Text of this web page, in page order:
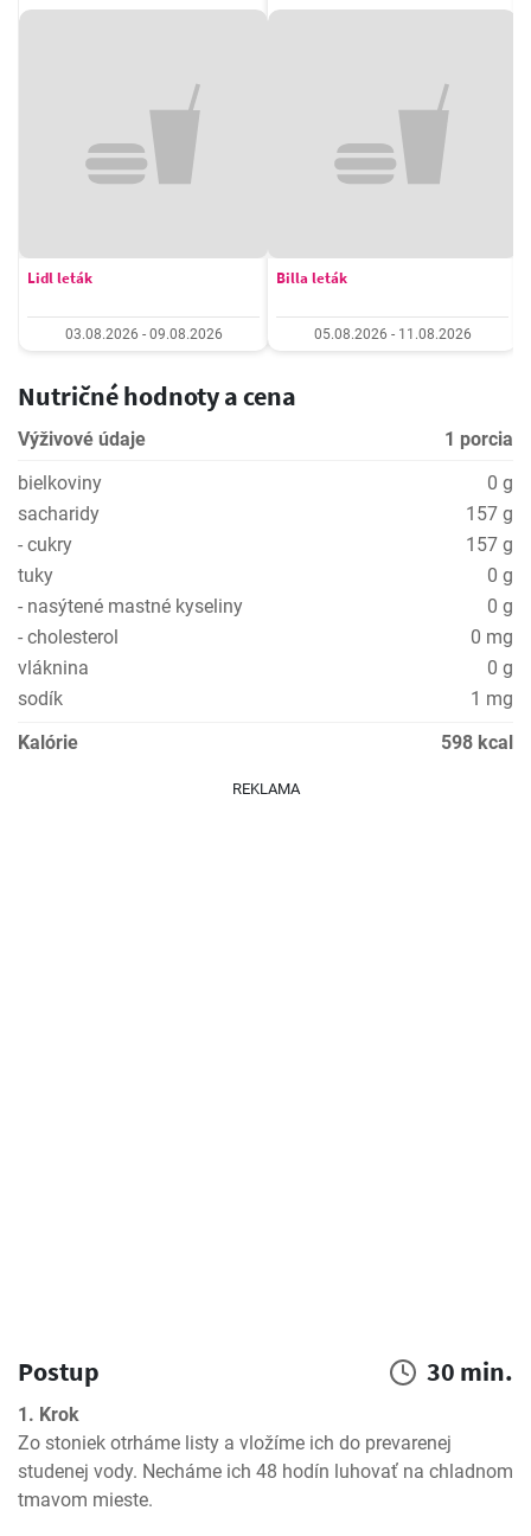
Lidl leták
03.08.2026 - 09.08.2026
Billa leták
05.08.2026 - 11.08.2026
Nutričné hodnoty a cena
Výživové údaje
1 porcia
bielkoviny
0 g
sacharidy
157 g
- cukry
157 g
tuky
0 g
- nasýtené mastné kyseliny
0 g
- cholesterol
0 mg
vláknina
0 g
sodík
1 mg
Kalórie
598 kcal
REKLAMA
Postup 30 min.
1. Krok
Zo stoniek otrháme listy a vložíme ich do prevarenej
studenej vody. Necháme ich 48 hodín luhovať na chladnom
tmavom mieste.